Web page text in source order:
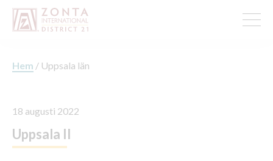
Hem / Uppsala län
18 augusti 2022
Uppsala II